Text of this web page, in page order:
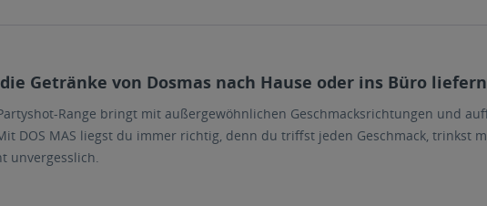
Getränke von Dosmas nach Hause oder ins Büro
Range bringt mit außergewöhnlichen Geschmacksrichtungen und
DOS MAS liegst du immer richtig, denn du triffst jeden Geschmack, trinkst
unvergesslich.